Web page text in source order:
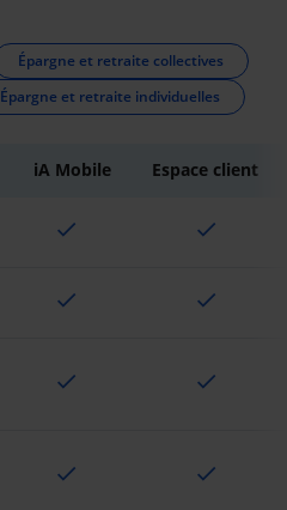
Épargne et retraite collectives
Épargne et retraite individuelles
iA Mobile Espace client
check check
check check
check check
check check